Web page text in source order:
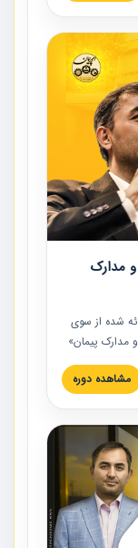
است.
مدارک
شده از سوی
مدارک پیمان»
این آموزش
بندی اسناد
شده است.
مشاهده دوره